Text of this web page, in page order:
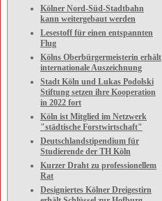
Kölner Nord-Süd-Stadtbahn
kann weitergebaut werden
Lesestoff für einen entspannten
Flug
Kölns Oberbürgermeisterin erhält
internationale Auszeichnung
Stadt Köln und Lukas Podolski
Stiftung setzen ihre Kooperation
in 2022 fort
Köln ist Mitglied im Netzwerk
"städtische Forstwirtschaft"
Deutschlandstipendium für
Studierende der TH Köln
Kurzer Draht zu professionellem
Rat
Designiertes Kölner Dreigestirn